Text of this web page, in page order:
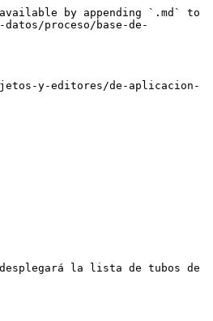
by appending `.md` to
proceso/base-de-
y-editores/de-aplicacion-
la lista de tubos de